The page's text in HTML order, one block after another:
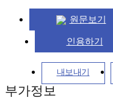
원문보기
인용하기
내보내기
부가정보